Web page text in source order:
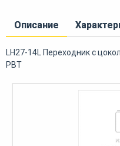
Описание
LH27-14L Переходник с
PBT